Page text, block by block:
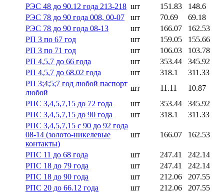
РЭС 48 до 90.12 года 213-218 шт 151.83
148.6
РЭС 78 до 90 года 008, 00-07
шт 70.69
69.18
РЭС 78 до 90 года 08-13
шт 166.07
162.53
РП 3 по 67 год
шт 159.05
155.66
РП 3 по 71 год
шт 106.03
103.78
РП 4,5,7 до 66 года
шт 353.44
345.92
РП 4,5,7 до 68.02 года
шт 318.1
311.33
РП 3;4;5;7 год любой паспорт
любой
шт 11.11
10.87
РПС 3,4,5,7,15 до 72 года
шт 353.44
345.92
РПС 3,4,5,7,15 до 90 года
шт 318.1
311.33
РПС 3,4,5,7,15 с 90 до 92 года
08-14 (золото-никелевые
контакты)
шт 166.07 162.53
РПС 11 до 68 года шт 247.41
242.14
РПС 18 до 79 года
шт 247.41
242.14
РПС 18 до 90 года
шт 212.06
207.55
РПС 20 до 66.12 года
шт 212.06
207.55